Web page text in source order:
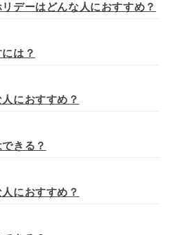
デーはどんな人におすすめ？
は？
におすすめ？
きる？
におすすめ？